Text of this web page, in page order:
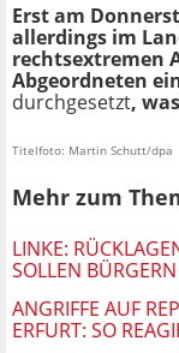
Erst am
allerdings im
rechtsextremen
Abgeordneten
durchgesetzt,
Titelfoto: Martin Schutt/dpa
Mehr zum
LINKE:
SOLLEN
ANGRIFFE AUF
ERFURT: SO